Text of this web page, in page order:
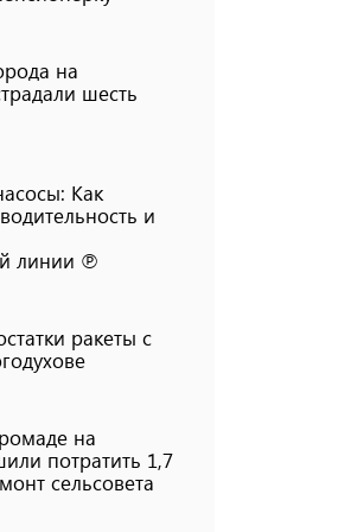
на
шесть
Как
и
линии ℗
ракеты с
на
потратить 1,7
сельсовета